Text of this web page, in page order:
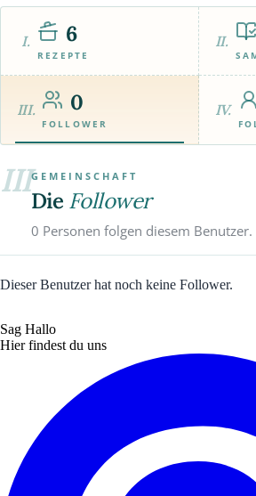
I. 6
REZEPTE
II.
III. 0
FOLLOWER
IV.
IIIGEMEINSCHAFT
Die Follower
0 Personen folgen diesem Benutzer.
Dieser Benutzer hat noch keine Follower.
Sag Hallo
Hier findest du uns